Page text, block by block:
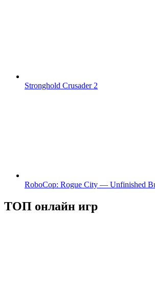
Stronghold Crusader 2
RoboCop: Rogue City — Unfinished
ТОП онлайн игр